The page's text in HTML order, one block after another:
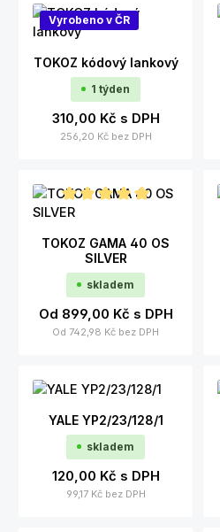
Vyrobeno v ČR
TOKOZ kódový lankový
1 týden
310,00 Kč s DPH
256,20 Kč bez DPH
Průměrné hodnocení 5 z 5
TOKOZ GAMA 40 OS
SILVER
skladem
Od 899,00 Kč s DPH
Od 742,98 Kč bez DPH
YALE YP2/23/128/1
skladem
120,00 Kč s DPH
99,17 Kč bez DPH